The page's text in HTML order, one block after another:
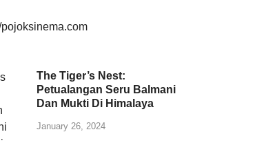
The Tiger’s Nest:
Petualangan Seru Balmani
Dan Mukti Di Himalaya
January 26, 2024